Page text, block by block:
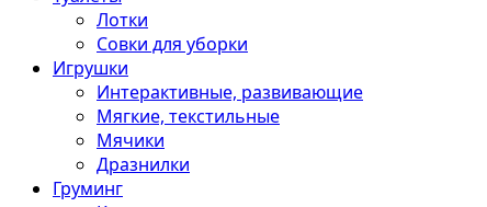
Лотки
Совки для уборки
Игрушки
Интерактивные, развивающие
Мягкие, текстильные
Мячики
Дразнилки
Груминг